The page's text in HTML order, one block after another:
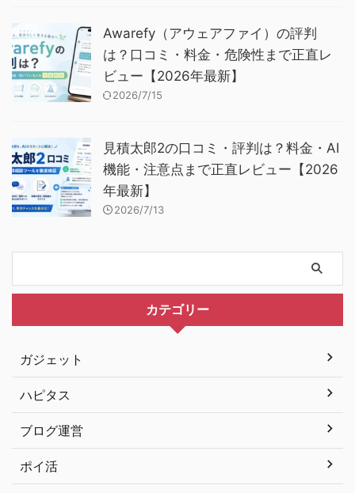
Awarefy（アウェアファイ）の評判
は？口コミ・料金・危険性まで正直レ
ビュー【2026年最新】
2026/7/15
見積太郎2の口コミ・評判は？料金・AI
機能・注意点まで正直レビュー【2026
年最新】
2026/7/13
カテゴリー
ガジェット
ハピタス
ブログ運営
ポイ活